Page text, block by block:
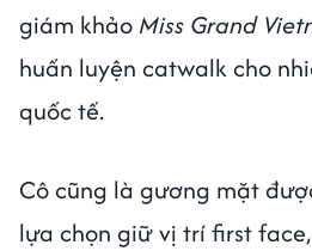
giám khảo Miss Grand
huấn luyện catwalk cho
quốc tế.
Cô cũng là gương mặt
lựa chọn giữ vị trí first